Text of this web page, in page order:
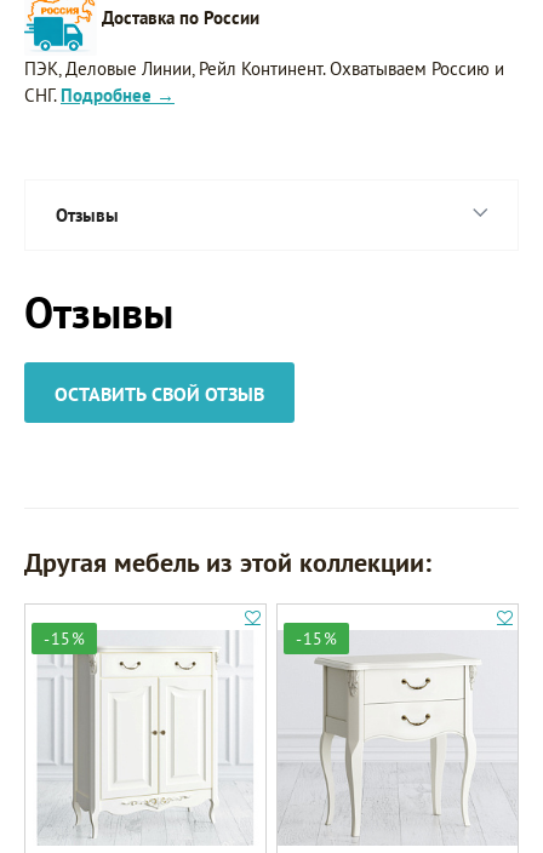
Доставка по России
ПЭК, Деловые Линии, Рейл Континент. Охватываем Россию и
СНГ. Подробнее →
Отзывы
Отзывы
ОСТАВИТЬ СВОЙ ОТЗЫВ
Другая мебель из этой коллекции:
-15% -15%